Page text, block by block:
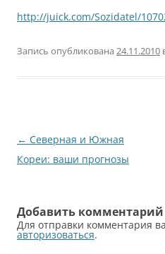
http://juick.com/Sozidatel/
Запись опубликована 24.11.2010
Навигация
по
← Северная и Южная
Кореи: ваши прогнозы
Добавить комментарий
Для отправки комментария
авторизоваться.